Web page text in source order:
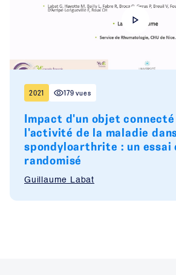
2021 179 vues
Impact d'un objet
l'activité de la maladie
spondyloarthrite : un essai
randomisé
Guillaume Labat